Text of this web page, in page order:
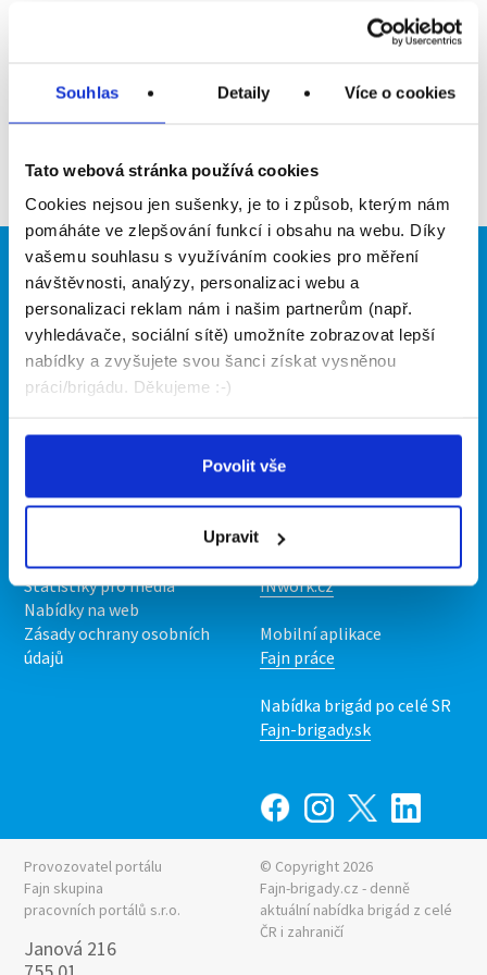
Souhlas Detaily Více o cookies
Tato webová stránka používá cookies
Cookies nejsou jen sušenky, je to i způsob, kterým nám
pomáháte ve zlepšování funkcí i obsahu na webu. Díky
vašemu souhlasu s využíváním cookies pro měření
návštěvnosti, analýzy, personalizaci webu a
personalizaci reklam nám i našim partnerům (např.
vyhledávače, sociální sítě) umožníte zobrazovat lepší
nabídky a zvyšujete svou šanci získat vysněnou
práci/brigádu. Děkujeme :-)
Povolit vše
Upravit
Brigádníci
Články
Hledané brigády
Firmy
Vložit inzerát
Ceník
Propagace
O portálu
Kontakt
O nás
Upravit předvolby cookies
Statistiky pro média
Nabídky na web
Zásady ochrany osobních
údajů
Fajn brigády
Nabídka práce z celé ČR
INwork.cz
Mobilní aplikace
Fajn práce
Nabídka brigád po celé SR
Fajn-brigady.sk
Provozovatel portálu
Fajn skupina
pracovních portálů s.r.o.
Janová 216
© Copyright 2026
Fajn-brigady.cz - denně
aktuální nabídka brigád z celé
ČR i zahraničí